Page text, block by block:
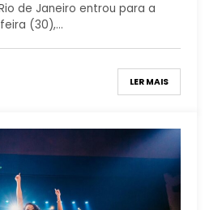
de Janeiro entrou para a
(30),…
LER MAIS